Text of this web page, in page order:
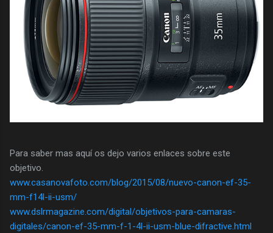
Para saber mas aquí os dejo varios enlaces sobre este
objetivo.
www.casanovafoto.com/blog/2015/08/nuevo-canon-ef-35-
mm-f14l-ii-usm/
www.dslrmagazine.com/digital/objetivos-para-camaras-
digitales/canon-ef-35-mm-f-1-4l-ii-usm-blue-difractive.html